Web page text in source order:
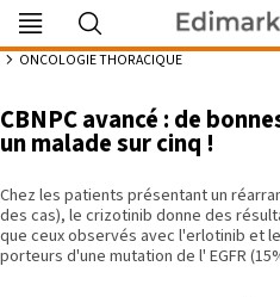
Identifiant ou mot de passe oublié
Besoin d'aide ?
ONCOLOGIE THORACIQUE
CBNPC avancé : de
un malade sur cinq !
Chez les patients présentant un
des cas), le crizotinib donne des
que ceux observés avec l'erlotinib et
porteurs d'une mutation de l' EGFR